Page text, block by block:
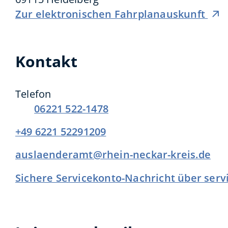
Zur elektronischen Fahrplanauskunft
Kontakt
Telefon
06221 522-1478
+49 6221 52291209
auslaenderamt@rhein-neckar-kreis.de
Sichere Servicekonto-Nachricht über